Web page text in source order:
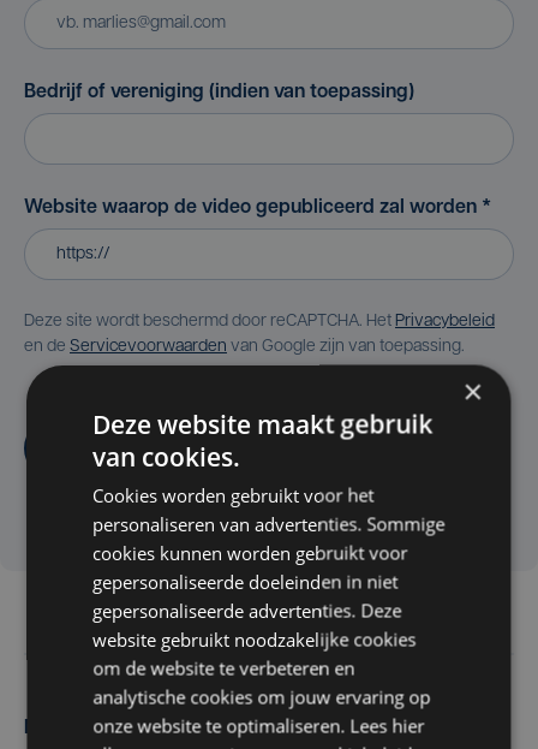
Bedrijf of vereniging (indien van toepassing)
Website waarop de video gepubliceerd zal worden *
Deze site wordt beschermd door reCAPTCHA. Het Privacybeleid
en de Servicevoorwaarden van Google zijn van toepassing.
Aanvragen
Maak zelf het nieuws
×
Deze website maakt gebruik
van cookies.
Cookies worden gebruikt voor het
personaliseren van advertenties. Sommige
cookies kunnen worden gebruikt voor
gepersonaliseerde doeleinden in niet
gepersonaliseerde advertenties. Deze
website gebruikt noodzakelijke cookies
om de website te verbeteren en
analytische cookies om jouw ervaring op
onze website te optimaliseren. Lees hier